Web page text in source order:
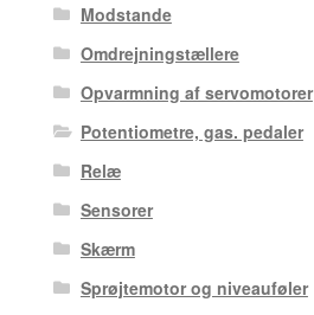
Modstande
Omdrejningstællere
Opvarmning af servomotorer
Potentiometre, gas. pedaler
Relæ
Sensorer
Skærm
Sprøjtemotor og niveauføler